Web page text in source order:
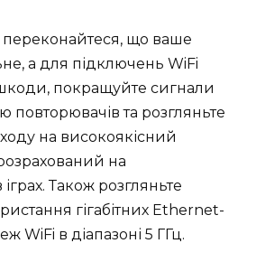
переконайтеся, що ваше
а для підключень WiFi
покращуйте сигнали
повторювачів та розгляньте
на високоякісний
на
Також розгляньте
гігабітних Ethernet-
WiFi в діапазоні 5 ГГц.